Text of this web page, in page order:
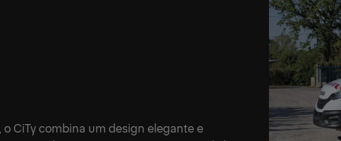
CiTy combina um design elegante e